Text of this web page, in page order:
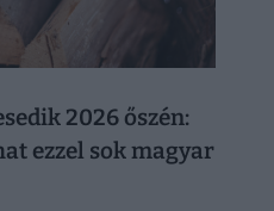
2026 őszén:
ezzel sok magyar